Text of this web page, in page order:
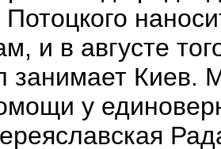
и в августе
занимает Киев.
у